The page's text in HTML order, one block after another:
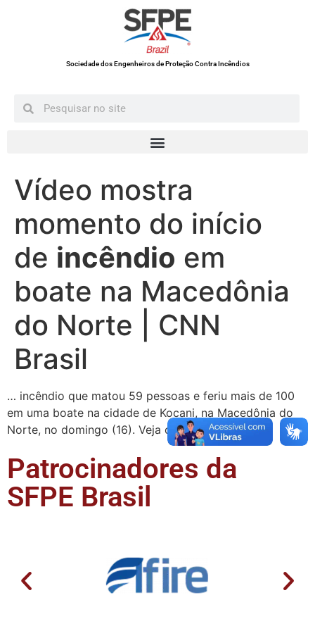
Sociedade dos Engenheiros de Proteção Contra Incêndios
Vídeo mostra
momento do início
de incêndio em
boate na Macedônia
do Norte | CNN
Brasil
… incêndio que matou 59 pessoas e feriu mais de 100
em uma boate na cidade de Kocani, na Macedônia do
Norte, no domingo (16). Veja o vídeo: https …
Patrocinadores da
SFPE Brasil